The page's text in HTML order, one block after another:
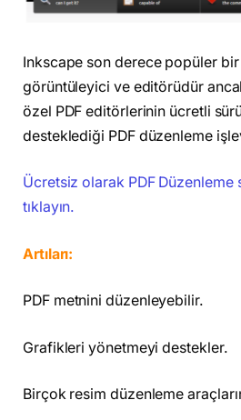
Inkscape son derece popüler
görüntüleyici ve editörüdür
özel PDF editörlerinin ücretli
desteklediği PDF düzenleme
Ücretsiz olarak PDF Düzenleme
tıklayın.
Artıları:
PDF metnini düzenleyebilir.
Grafikleri yönetmeyi destekler.
Birçok resim düzenleme